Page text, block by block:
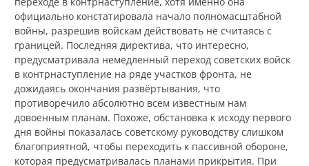
официально констатировала начало полномасштабной
войны, разрешив войскам действовать не считаясь с
границей. Последняя директива, что интересно,
предусматривала немедленный переход советских войск
в контрнаступление на ряде участков фронта, не
дожидаясь окончания развёртывания, что
противоречило абсолютно всем известным нам
довоенным планам. Похоже, обстановка к исходу первого
дня войны показалась советскому руководству слишком
благоприятной, чтобы переходить к пассивной обороне,
которая предусматривалась планами прикрытия. При